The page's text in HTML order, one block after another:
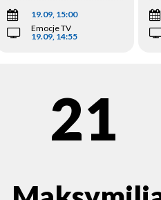
19.09, 15:00
Emocje TV
19.09, 14:55
21